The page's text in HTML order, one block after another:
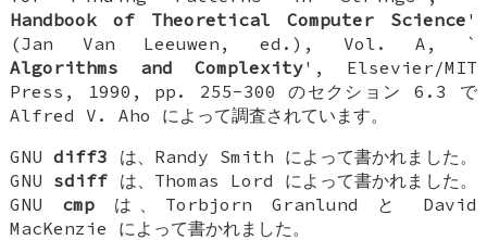
Handbook of Theoretical Computer Science '
(Jan Van Leeuwen, ed.), Vol. A, `
Algorithms and Complexity', Elsevier/MIT
Press, 1990, pp. 255-300 のセクション 6.3 で
Alfred V. Aho によって調査されています。
GNUdiff3 は、Randy Smith によって書かれました。
GNU sdiff は、Thomas Lord によって書かれました。
GNU cmp は、Torbjorn Granlund と David
MacKenzie によって書かれました。